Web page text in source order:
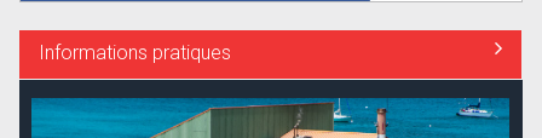
Informations pratiques